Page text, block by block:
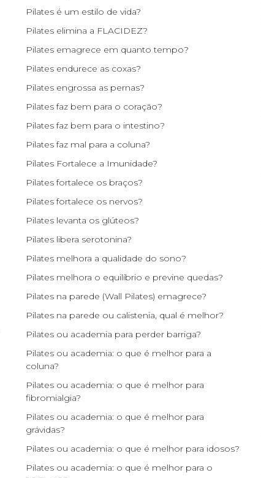
Pilates é um estilo de vida?
Pilates elimina a FLACIDEZ?
Pilates emagrece em quanto tempo?
Pilates endurece as coxas?
Pilates engrossa as pernas?
Pilates faz bem para o coração?
Pilates faz bem para o intestino?
Pilates faz mal para a coluna?
Pilates Fortalece a Imunidade?
Pilates fortalece os braços?
Pilates fortalece os nervos?
Pilates levanta os glúteos?
Pilates libera serotonina?
Pilates melhora a qualidade do sono?
Pilates melhora o equilíbrio e previne quedas?
Pilates na parede (Wall Pilates) emagrece?
Pilates na parede ou calistenia, qual é melhor?
Pilates ou academia para perder barriga?
Pilates ou academia: o que é melhor para a
coluna?
Pilates ou academia: o que é melhor para
fibromialgia?
Pilates ou academia: o que é melhor para
grávidas?
Pilates ou academia: o que é melhor para idosos?
Pilates ou academia: o que é melhor para o